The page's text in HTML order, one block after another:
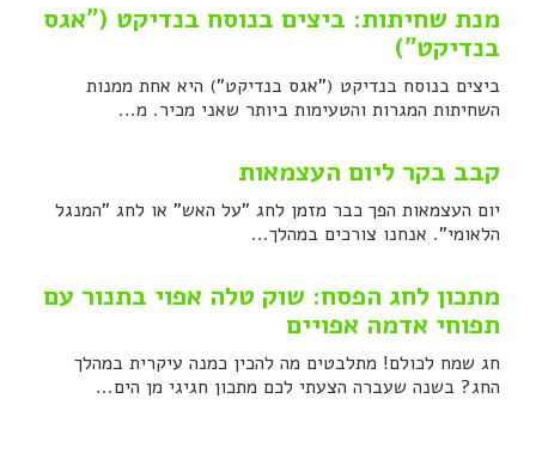
מנת שחיתות: ביצים בנוסח בנדיקט ("אגס
בנדיקט")
ביצים בנוסח בנדיקט ("אגס בנדיקט") היא אחת ממנות
השחיתות המגרות והטעימות ביותר שאני מכיר. מ...
קבב בקר ליום העצמאות
יום העצמאות הפך כבר מזמן לחג "על האש" או לחג "המנגל
הלאומי". אנחנו צורכים במהלך...
מתכון לחג הפסח: שוק טלה אפוי בתנור עם
תפוחי אדמה אפויים
חג שמח לכולם! מתלבטים מה להכין כמנה עיקרית במהלך
החג? בשנה שעברה הצעתי לכם מתכון חגיגי מן הים...